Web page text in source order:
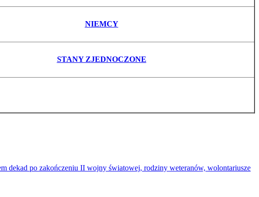
NIEMCY
STANY ZJEDNOCZONE
dekad po zakończeniu II wojny światowej, rodziny weteranów, wolontariusze